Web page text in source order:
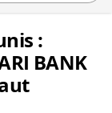
:
BANK